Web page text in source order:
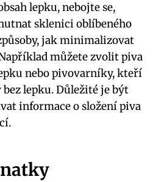
lepku, nebojte se,
sklenici oblíbeného
jak minimalizovat
můžete zvolit piva
nebo pivovarníky, kteří
lepku. Důležité je být
informace o složení piva